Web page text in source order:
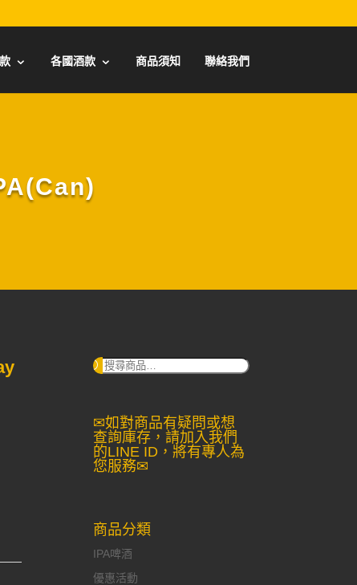
各國酒款 商品須知 聯絡我們
搜
✉如對商品有疑問或想
查詢庫存，請加入我們
的LINE ID，將有專人為
您服務✉
商品分類
IPA啤酒
優惠活動